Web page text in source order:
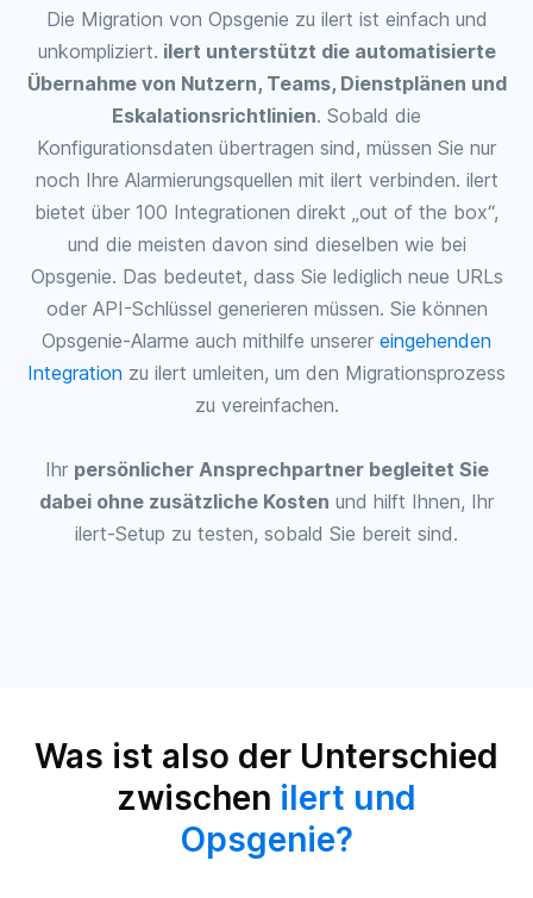
Die Migration von Opsgenie zu ilert ist einfach und
unkompliziert. ilert unterstützt die automatisierte
Übernahme von Nutzern, Teams, Dienstplänen und
Eskalationsrichtlinien. Sobald die
Konfigurationsdaten übertragen sind, müssen Sie nur
noch Ihre Alarmierungsquellen mit ilert verbinden. ilert
bietet über 100 Integrationen direkt „out of the box“,
und die meisten davon sind dieselben wie bei
Opsgenie. Das bedeutet, dass Sie lediglich neue URLs
oder API-Schlüssel generieren müssen. Sie können
Opsgenie-Alarme auch mithilfe unserer eingehenden
Integration zu ilert umleiten, um den Migrationsprozess
zu vereinfachen.
Ihr persönlicher Ansprechpartner begleitet Sie
dabei ohne zusätzliche Kosten und hilft Ihnen, Ihr
ilert-Setup zu testen, sobald Sie bereit sind.
Was ist also der Unterschied
zwischen ilert und
Opsgenie?